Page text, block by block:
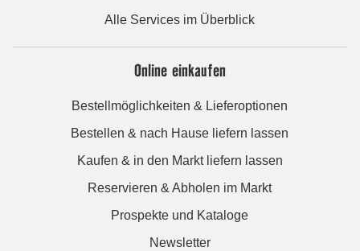
Alle Services im Überblick
Online einkaufen
Bestellmöglichkeiten & Lieferoptionen
Bestellen & nach Hause liefern lassen
Kaufen & in den Markt liefern lassen
Reservieren & Abholen im Markt
Prospekte und Kataloge
Newsletter